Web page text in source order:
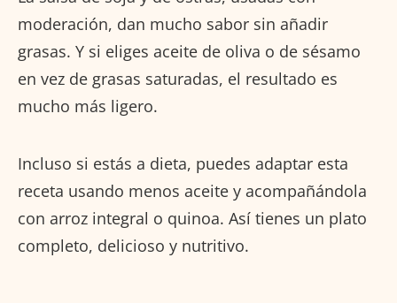
moderación, dan mucho sabor sin añadir
grasas. Y si eliges aceite de oliva o de sésamo
en vez de grasas saturadas, el resultado es
mucho más ligero.
Incluso si estás a dieta, puedes adaptar esta
receta usando menos aceite y acompañándola
con arroz integral o quinoa. Así tienes un plato
completo, delicioso y nutritivo.